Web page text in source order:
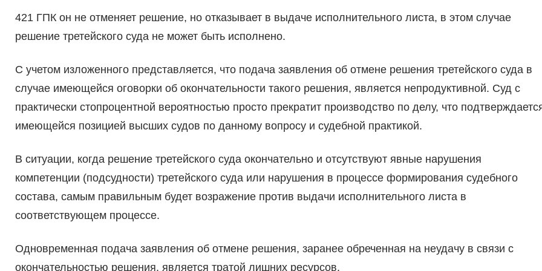
421 ГПК он не отменяет решение, но отказывает в выдаче исполнительного листа, в этом случае
решение третейского суда не может быть исполнено.
С учетом изложенного представляется, что подача заявления об отмене решения третейского суда в
случае имеющейся оговорки об окончательности такого решения, является непродуктивной. Суд с
практически стопроцентной вероятностью просто прекратит производство по делу, что
имеющейся позицией высших судов по данному вопросу и судебной практикой.
В ситуации, когда решение третейского суда окончательно и отсутствуют явные нарушения
компетенции (подсудности) третейского суда или нарушения в процессе формирования судебного
состава, самым правильным будет возражение против выдачи исполнительного листа в
соответствующем процессе.
Одновременная подача заявления об отмене решения, заранее обреченная на неудачу в связи с
окончательностью решения, является тратой лишних ресурсов.